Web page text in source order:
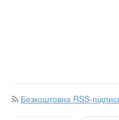
Безкоштовна RSS-